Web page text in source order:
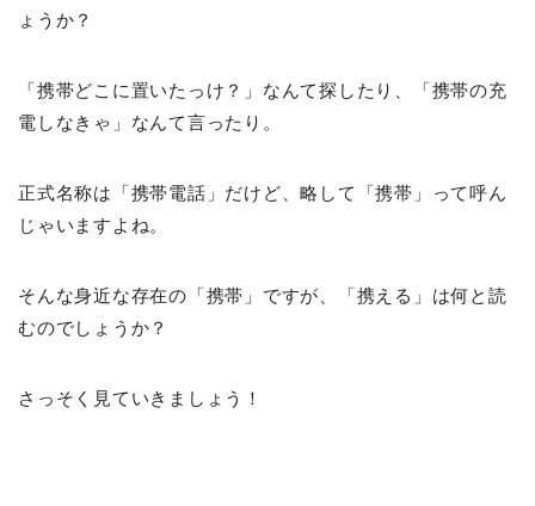
ょうか？
「携帯どこに置いたっけ？」なんて探したり、「携帯の充
電しなきゃ」なんて言ったり。
正式名称は「携帯電話」だけど、略して「携帯」って呼ん
じゃいますよね。
そんな身近な存在の「携帯」ですが、「携える」は何と読
むのでしょうか？
さっそく見ていきましょう！